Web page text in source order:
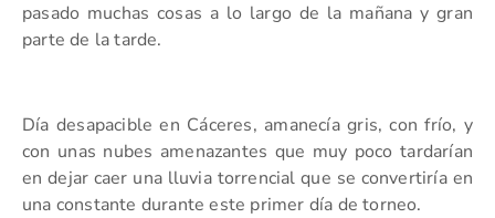
pasado muchas cosas a lo largo de la mañana y gran
parte de la tarde.
Día desapacible en Cáceres, amanecía gris, con frío, y
con unas nubes amenazantes que muy poco tardarían
en dejar caer una lluvia torrencial que se convertiría en
una constante durante este primer día de torneo.